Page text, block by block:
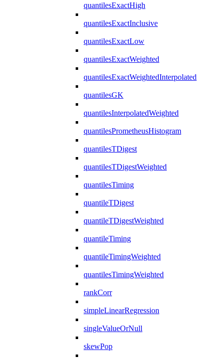
quantilesExactHigh
quantilesExactInclusive
quantilesExactLow
quantilesExactWeighted
quantilesExactWeightedInterpolated
quantilesGK
quantilesInterpolatedWeighted
quantilesPrometheusHistogram
quantilesTDigest
quantilesTDigestWeighted
quantilesTiming
quantileTDigest
quantileTDigestWeighted
quantileTiming
quantileTimingWeighted
quantilesTimingWeighted
rankCorr
simpleLinearRegression
singleValueOrNull
skewPop